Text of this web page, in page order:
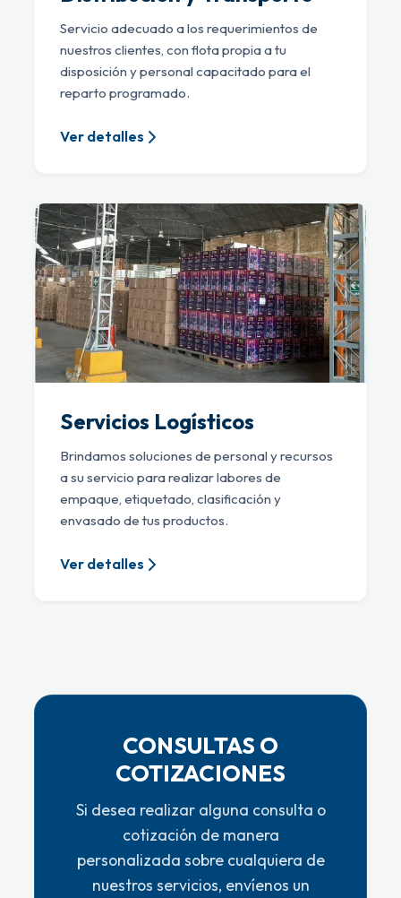
Servicio adecuado a los requerimientos de
nuestros clientes, con flota propia a tu
disposición y personal capacitado para el
reparto programado.
Ver detalles
Servicios Logísticos
Brindamos soluciones de personal y recursos
a su servicio para realizar labores de
empaque, etiquetado, clasificación y
envasado de tus productos.
Ver detalles
CONSULTAS O
COTIZACIONES
Si desea realizar alguna consulta o
cotización de manera
personalizada sobre cualquiera de
nuestros servicios, envíenos un